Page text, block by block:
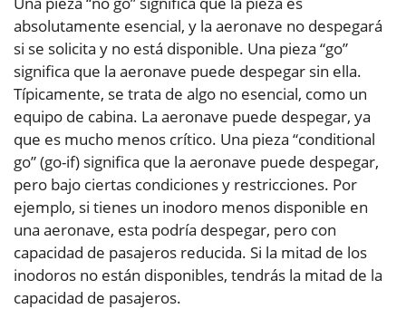
absolutamente esencial, y la aeronave no despegará
si se solicita y no está disponible. Una pieza “go”
significa que la aeronave puede despegar sin ella.
Típicamente, se trata de algo no esencial, como un
equipo de cabina. La aeronave puede despegar, ya
que es mucho menos crítico. Una pieza “conditional
go” (go-if) significa que la aeronave puede despegar,
pero bajo ciertas condiciones y restricciones. Por
ejemplo, si tienes un inodoro menos disponible en
una aeronave, esta podría despegar, pero con
capacidad de pasajeros reducida. Si la mitad de los
inodoros no están disponibles, tendrás la mitad de la
capacidad de pasajeros.